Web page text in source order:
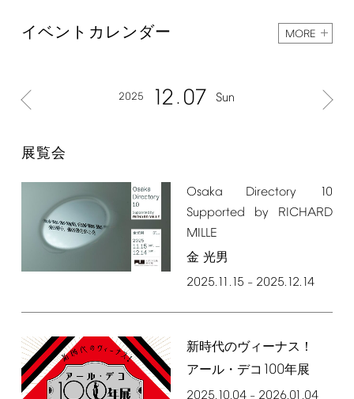
イベントカレンダー MORE
2025 12 07 Sun
展覧会
Osaka Directory
10
Supported
by
RICHARD
MILLE
金 光男
2025.11.15 – 2025.12.14
新時代のヴィーナス！
アール・デコ 100年展
2025.10.04– 2026.01.04